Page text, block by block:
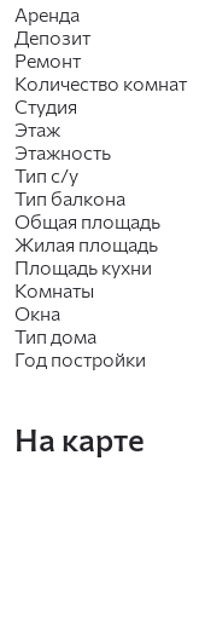
Аренда
Депозит
Ремонт
Количество комнат
Студия
Этаж
Этажность
Тип с/у
Тип балкона
Общая площадь
Жилая площадь
Площадь кухни
Комнаты
Окна
Тип дома
Год постройки
На карте